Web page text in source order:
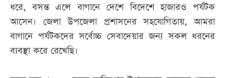
ধরে, বসন্ত এলে বাগানে দেশে বিদেশে হাজারও পর্যটক
আসেন। জেলা উপজেলা প্রশাসনের সহযোগিতায়, আমরা
বাগানে পর্যটকদের সর্বোচ্চ সেবাদেয়ার জন্য সকল ধরনের
ব্যবস্থা করে রেখেছি।